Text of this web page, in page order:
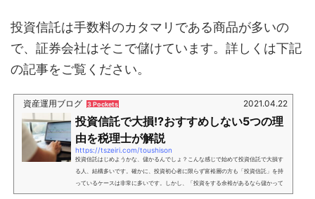
投資信託は手数料のカタマリである商品が多いの
で、証券会社はそこで儲けています。詳しくは下記
の記事をご覧ください。
資産運用ブログ 3 Pockets 2021.04.22
投資信託で大損!?おすすめしない5つの理
由を税理士が解説
https://tszeiri.com/toushison
投資信託はじめようかな、儲かるんでしょ？こんな感じで始めて投資信託で大損す
る人、結構多いです。確かに、投資初心者に限らず富裕層の方も「投資信託」を持
っているケースは非常に多いです。しかし、「投資をする余裕があるなら儲かって
いるだろう」と思うかもしれませんが、意外にも、大損している方がほとんどなの